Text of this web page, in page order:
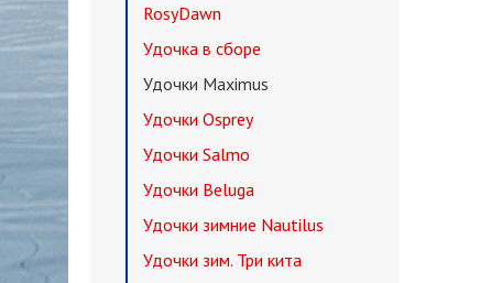
RosyDawn
Удочка в сборе
Удочки Maximus
Удочки Osprey
Удочки Salmo
Удочки Beluga
Удочки зимние Nautilus
Удочки зим. Три кита